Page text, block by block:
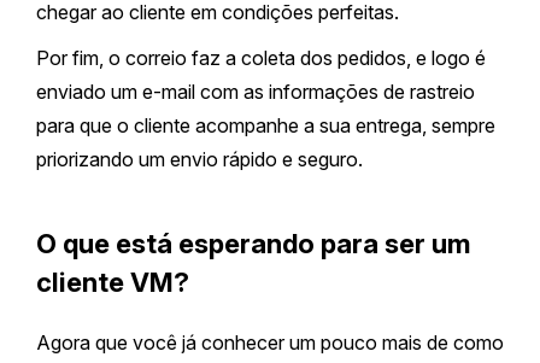
chegar ao cliente em condições perfeitas.
Por fim, o correio faz a coleta dos pedidos, e logo é
enviado um e-mail com as informações de rastreio
para que o cliente acompanhe a sua entrega, sempre
priorizando um envio rápido e seguro.
O que está esperando para ser um
cliente VM?
Agora que você já conhecer um pouco mais de como